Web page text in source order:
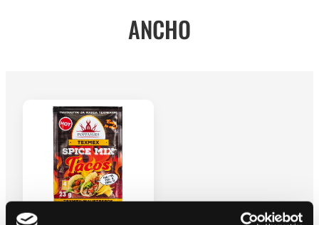
ANCHO